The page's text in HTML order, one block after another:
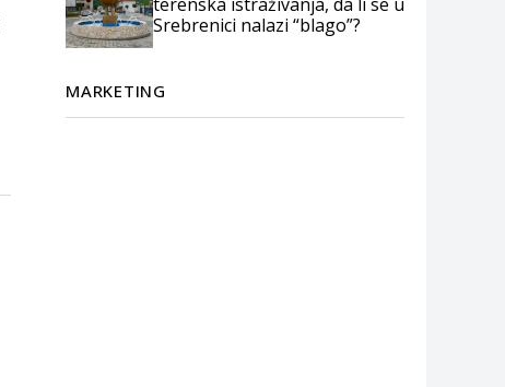
Srebrenici nalazi “blago”?
MARKETING